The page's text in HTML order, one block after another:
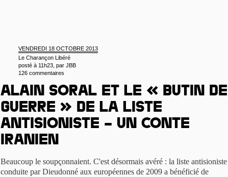
VENDREDI 18 OCTOBRE 2013
Le Charançon Libéré
posté à 11h23, par JBB
126 commentaires
Alain Soral et le « butin de
guerre » de la liste
antisioniste – un conte
iranien
Beaucoup le soupçonnaient. C'est désormais avéré : la liste antisioniste
conduite par Dieudonné aux européennes de 2009 a bénéficié de